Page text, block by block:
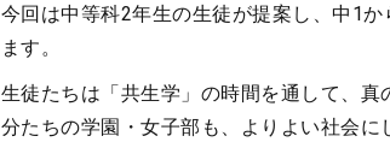
今回は中等科2年生の生徒が提案し、中1
ます。
生徒たちは「共生学」の時間を通して、
分たちの学園・女子部も、よりよい社会